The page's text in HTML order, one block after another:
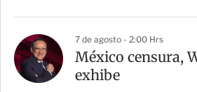
7 de agosto - 2:00 Hrs
México censura,
exhibe